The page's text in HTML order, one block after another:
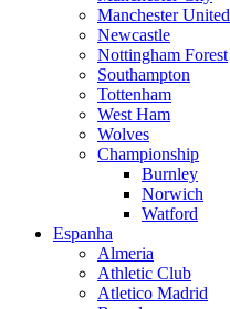
Manchester United
Newcastle
Nottingham Forest
Southampton
Tottenham
West Ham
Wolves
Championship
Burnley
Norwich
Watford
Espanha
Almeria
Athletic Club
Atletico Madrid